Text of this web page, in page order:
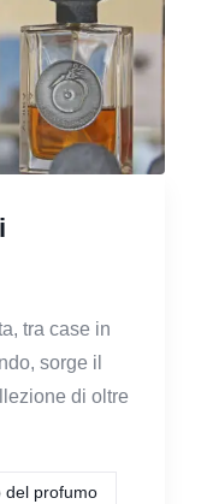
tra case in
sorge il
di oltre
del profumo